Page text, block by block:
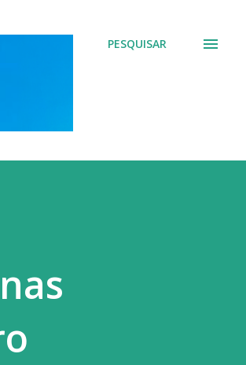
PESQUISAR